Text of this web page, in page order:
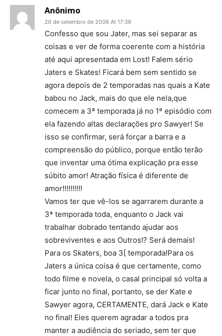
Anônimo
26 de setembro de 2006 At 17:39
Confesso que sou Jater, mas sei separar as
coisas e ver de forma coerente com a história
até aqui apresentada em Lost! Falem sério
Jaters e Skates! Ficará bem sem sentido se
agora depois de 2 temporadas nas quais a Kate
babou no Jack, mais do que ele nela,que
comecem a 3ª temporada já no 1º episódio com
ela fazendo altas declarações pro Sawyer! Se
isso se confirmar, será forçar a barra e a
compreensão do público, porque então terão
que inventar uma ótima explicação pra esse
súbito amor! Atração física é diferente de
amor!!!!!!!!!!
Vamos ter que vê-los se agarrarem durante a
3ª temporada toda, enquanto o Jack vai
trabalhar dobrado tentando ajudar aos
sobreviventes e aos Outros!? Será demais!
Para os Skaters, boa 3[ temporada!Para os
Jaters a única coisa é que certamente, como
todo filme e novela, o casal principal só volta a
ficar junto no final, portanto, se der Kate e
Sawyer agora, CERTAMENTE, dará Jack e Kate
no final! Eles querem agradar a todos pra
manter a audiência do seriado, sem ter que